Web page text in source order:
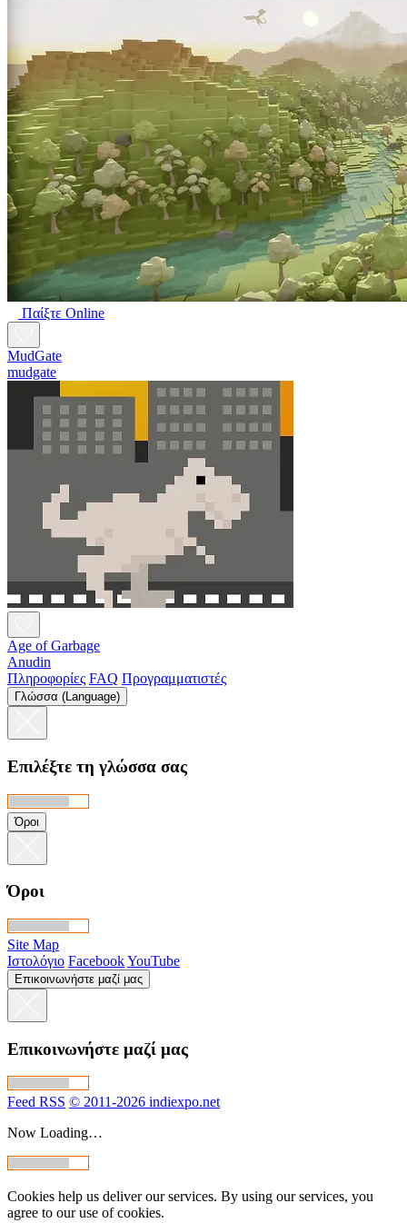
Παίξτε Online
MudGate
mudgate
Age of Garbage
Anudin
Πληροφορίες FAQ Προγραμματιστές
Γλώσσα (Language)
Επιλέξτε τη γλώσσα σας
Όροι
Όροι
Site Map
Ιστολόγιο FacebookYouTube
Επικοινωνήστε μαζί μας
Επικοινωνήστε μαζί μας
Feed RSS © 2011-2026 indiexpo.net
Now Loading…
Cookies help us deliver our services. By using our services, you
agree to our use of cookies.